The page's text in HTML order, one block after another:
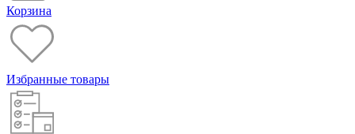
Корзина
Избранные товары